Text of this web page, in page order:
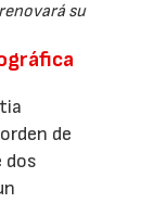
su
de
dos